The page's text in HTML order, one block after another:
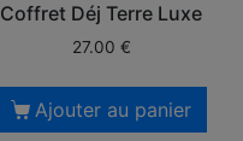
Coffret Déj Terre Luxe
27.00 €
Ajouter au panier